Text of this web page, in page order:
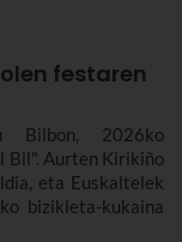
festaren
Bilbon, 2026ko
Bil". Aurten Kirikiño
eta Euskaltelek
bizikleta-kukaina